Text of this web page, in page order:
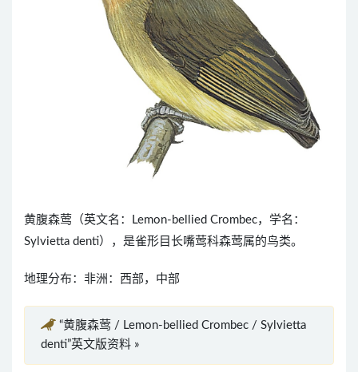
黄腹森莺（英文名：Lemon-bellied Crombec，学名：
Sylvietta denti），是雀形目长嘴莺科森莺属的鸟类。
地理分布：非洲：西部，中部
“黄腹森莺 / Lemon-bellied Crombec / Sylvietta
denti”英文版资料 »